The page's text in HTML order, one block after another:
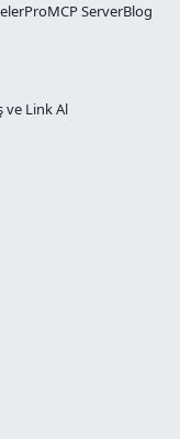
ProMCP ServerBlog
ve Link Al